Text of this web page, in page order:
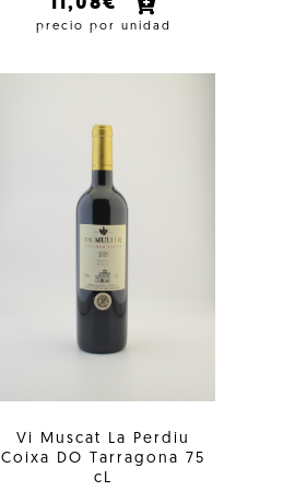
11,08€
precio por unidad
Vi Muscat La Perdiu
Coixa DO Tarragona 75
cL